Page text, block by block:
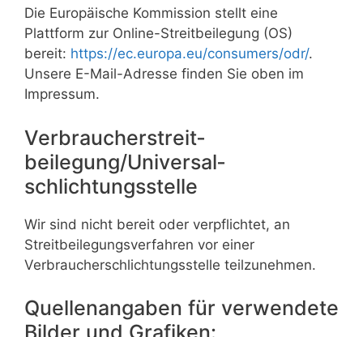
Die Europäische Kommission stellt eine
Plattform zur Online-Streitbeilegung (OS)
bereit: https://ec.europa.eu/consumers/odr/.
Unsere E-Mail-Adresse finden Sie oben im
Impressum.
Verbraucher­streit­
beilegung/Universal­
schlichtungs­stelle
Wir sind nicht bereit oder verpflichtet, an
Streitbeilegungsverfahren vor einer
Verbraucherschlichtungsstelle teilzunehmen.
Quellenangaben für verwendete
Bilder und Grafiken: